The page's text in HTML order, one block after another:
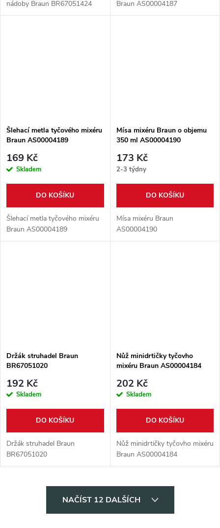
nádoby Braun BR67051424 Braun AS00004187
Šlehací metla tyčového mixéru
Braun AS00004189
169 Kč
Skladem
DO KOŠÍKU
Šlehací metla tyčového mixéru
Braun AS00004189
Mísa mixéru Braun o objemu
350 ml AS00004190
173 Kč
2-3 týdny
DO KOŠÍKU
Mísa mixéru Braun
AS00004190
Držák struhadel Braun
BR67051020
192 Kč
Skladem
DO KOŠÍKU
Držák struhadel Braun
BR67051020
Nůž minidrtičky tyčovho
mixéru Braun AS00004184
202 Kč
Skladem
DO KOŠÍKU
Nůž minidrtičky tyčovho mixéru
Braun AS00004184
NAČÍST 12 DALŠÍCH